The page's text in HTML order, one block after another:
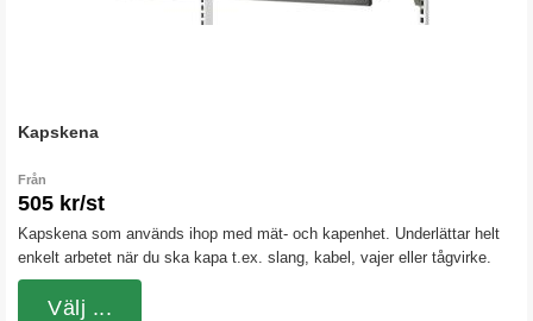
Kapskena
Från
505 kr/st
Kapskena som används ihop med mät- och kapenhet. Underlättar helt
enkelt arbetet när du ska kapa t.ex. slang, kabel, vajer eller tågvirke.
Välj ...